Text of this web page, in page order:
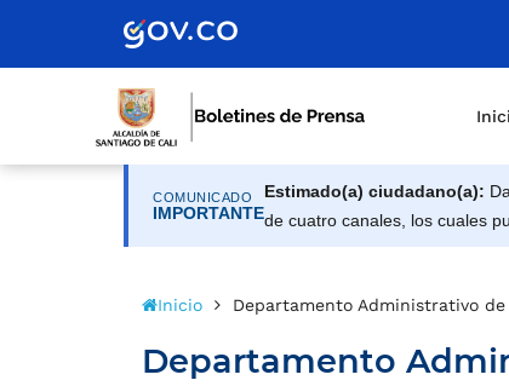
COMUNICADO
IMPORTANTE
Estimado(a) ciudadano(a):
de cuatro canales, los cuales
Inicio Departamento Administrativo
Departamento